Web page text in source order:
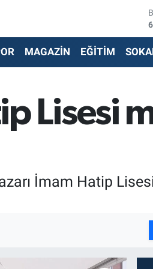
MAGAZİN EĞİTİM
Lisesi
İmam Hatip